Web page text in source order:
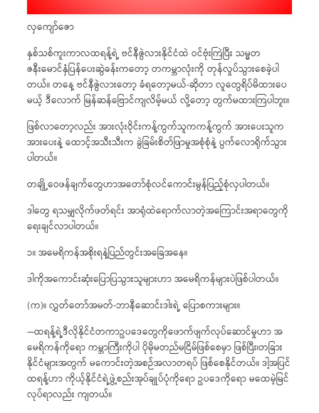
လှကျော်ဇော
နှစ်သစ်ကူးကာလထရန့်ရဲ့ ဗင်နီဇွဲလားနိုင်ငံထဲ ဝင်ဗုံးကြဲပြီး သမ္မတ
ဇနီးမောင်နှံပြန်ပေးဆွဲခန်းကတော့ တကမ္ဘာလုံးကို တုန်လှုပ်သွားစေခဲ့ပါ
တယ်။ တနေ့ ဗင်နီဇွဲလားတော့ ခံရတော့မယ်-ဆိုတာ လူတွေရိပ်မိထားပေ
မယ့် ဒီလောက် မြန်ဆန်ဗြောင်ကျလိမ့်မယ် လို့တော့ တွက်မထားကြပါဘူး။
ဖြစ်လာတော့လည်း အားလုံးဝိုင်းကန့်ကွက်သူကကန့်ကွက် အားပေးသူက
အားပေးနဲ့ ထောင့်အသီးသီးက ခွဲခြမ်းစိတ်ဖြာမှုအစုံစုံနဲ့ ပွက်လောရိုက်သွား
ပါတယ်။
တချို့ဝေဖန်ချက်တွေဟာအတော်စုံလင်ကောင်းမွန်ပြည့်စုံလှပါတယ်။
ဒါတွေ ရသမျှလိုက်ဖတ်ရင်း အာရုံထဲရောက်လာတဲ့အကြောင်းအရာတွေကို
ရေးချင်လာပါတယ်။
၁။ အမေရိကန်အစိုးရနဲ့ပြည်တွင်းအခြေအနေ။
ဒါကိုအကောင်းဆုံးပြောပြသွားသူများဟာ အမေရိကန်များပဲဖြစ်ပါတယ်။
(က)။ လွှတ်တော်အမတ်-ဘာနီဆောင်းဒါးရဲ့ ပြောစကားများ။
—ထရန့်ရဲ့ဒီလိုနိုင်ငံတကာဥပဒေတွေကိုဖောက်ဖျက်လုပ်ဆောင်မှုဟာ အ
မေရိကန်ကိုရော ကမ္ဘာကြီးကိုပါ ပိုမိုမတည်မငြိမ်ဖြစ်စေမှာ ဖြစ်ပြီး၊တခြား
နိုင်ငံများအတွက် မကောင်းတဲ့အစဉ်အလာတရပ် ဖြစ်စေနိုင်တယ်။ ဒါ့အပြင်
ထရန့်ဟာ ကိုယ့်နိုင်ငံရဲ့ဖွဲ့စည်းအုပ်ချုပ်ပုံကိုရော ဥပဒေကိုရော မထေမဲ့မြင်
လုပ်ရာလည်း ကျတယ်။